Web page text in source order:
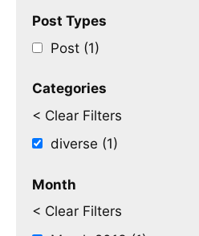
Post Types
Post (1)
Categories
< Clear Filters
diverse (1)
Month
< Clear Filters